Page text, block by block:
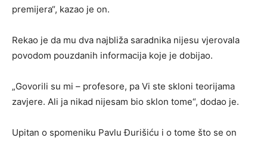
premijera“, kazao je on.
Rekao je da mu dva najbliža saradnika nijesu vjerovala
povodom pouzdanih informacija koje je dobijao.
„Govorili su mi – profesore, pa Vi ste skloni teorijama
zavjere. Ali ja nikad nijesam bio sklon tome“, dodao je.
Upitan o spomeniku Pavlu Đurišiću i o tome što se on